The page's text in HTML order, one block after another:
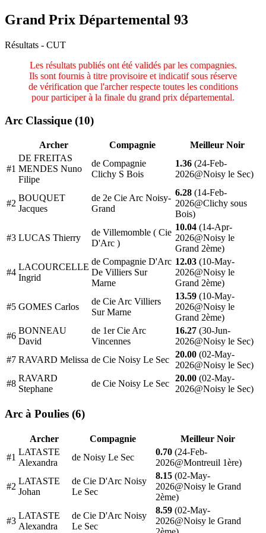
Grand Prix Départemental 93
Résultats - CUT
Les résultats publiés ont été validés par les compagnies.
Ils sont fournis à titre provisoire et indicatif sous réserve
de vérification que l'archer respecte toutes les conditions
pour participer à la finale du grand prix départemental.
Arc Classique (10)
Archer Compagnie Meilleur Noir
#1
DE FREITAS
MENDES Nuno
Filipe
de Compagnie
Clichy S Bois
1.36 (24-Feb-
2026@Noisy le Sec)
#2
BOUQUET
Jacques
de 2e Cie Arc Noisy-
Grand
6.28 (14-Feb-
2026@Clichy sous
Bois)
#3 LUCAS Thierry
de Villemomble ( Cie
D'Arc )
10.04 (14-Apr-
2026@Noisy le
Grand 2ème)
#4
LACOURCELLE
Ingrid
de Compagnie D'Arc
De Villiers Sur
Marne
12.03 (10-May-
2026@Noisy le
Grand 2ème)
#5 GOMES Carlos
de Cie Arc Villiers
Sur Marne
13.59 (10-May-
2026@Noisy le
Grand 2ème)
#6
BONNEAU
David
de 1er Cie Arc
Vincennes
16.27 (30-Jun-
2026@Noisy le Sec)
#7 RAVARD Melissa de Cie Noisy Le Sec
20.00 (02-May-
2026@Noisy le Sec)
#8
RAVARD
Stephane
de Cie Noisy Le Sec
20.00 (02-May-
2026@Noisy le Sec)
Arc à Poulies (6)
Archer Compagnie
Meilleur Noir
#1
LATASTE
Alexandra
de Noisy Le Sec
0.70 (24-Feb-
2026@Montreuil 1ère)
#2
LATASTE
Johan
de Cie D'Arc Noisy
Le Sec
8.15 (02-May-
2026@Noisy le Grand
2ème)
#3
LATASTE
Alexandra
de Cie D'Arc Noisy
Le Sec
8.59 (02-May-
2026@Noisy le Grand